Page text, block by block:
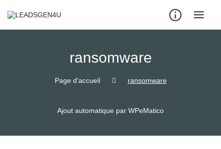
ransomware
Page d'accueil ransomware
Ajout automatique par WPeMatico